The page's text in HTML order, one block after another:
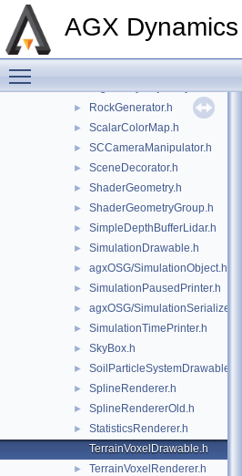
AGX Dynamics
► RigidBodyColorRenderer.h
► RockGenerator.h
► ScalarColorMap.h
► SCCameraManipulator.h
► SceneDecorator.h
► ShaderGeometry.h
► ShaderGeometryGroup.h
► SimpleDepthBufferLidar.h
► SimulationDrawable.h
► agxOSG/SimulationObject.h
► SimulationPausedPrinter.h
► agxOSG/SimulationSerializer.h
► SimulationTimePrinter.h
► SkyBox.h
► SoilParticleSystemDrawable.h
► SplineRenderer.h
► SplineRendererOld.h
►
StatisticsRenderer.h
TerrainVoxelDrawable.h
► TerrainVoxelRenderer.h